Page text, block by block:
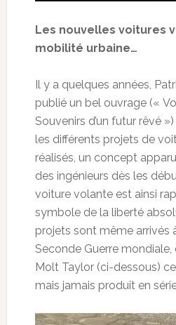
Les nouvelles voitures
mobilité urbaine…
Il y a quelques années,
publié un bel ouvrage («
Souvenirs d’un futur rêvé
les différents projets de
réalisés, un concept
des ingénieurs dès les
voiture volante est ainsi
symbole de la liberté
projets sont même arrivés
Seconde Guerre mondiale,
Molt Taylor (ci-dessous)
mais jamais produit en